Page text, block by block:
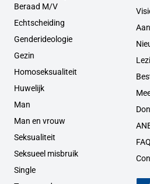
Beraad M/V
Echtscheiding
Genderideologie
Gezin
Homoseksualiteit
Huwelijk
Man
Man en vrouw
Seksualiteit
Seksueel misbruik
Single
FAQ